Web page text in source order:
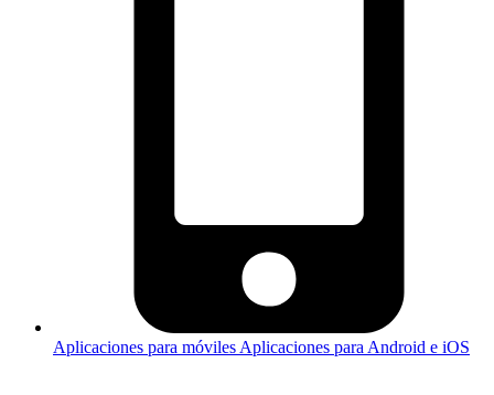
Aplicaciones para móviles Aplicaciones para Android e iOS